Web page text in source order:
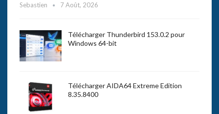
Sebastien 7 Août, 2026
Télécharger Thunderbird 153.0.2 pour
Windows 64-bit
Télécharger AIDA64 Extreme Edition
8.35.8400